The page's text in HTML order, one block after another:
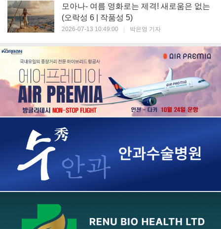
모아나- 여름 영화로는 제격! 새로움은 없는
(오락성 6 | 작품성 5)
2026-07-13 10:49:00 박은영 기자